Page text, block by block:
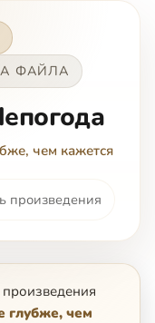
ФАЙЛА
чем кажется
произведения
глубже, чем